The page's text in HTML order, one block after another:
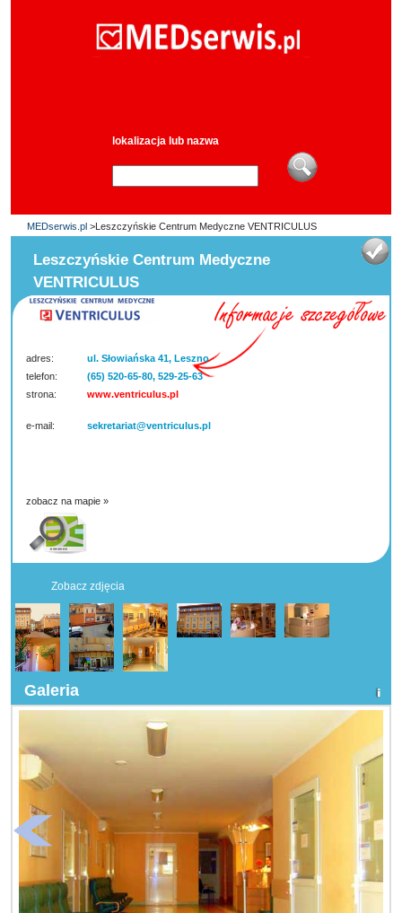
lokalizacja lub nazwa
MEDserwis.pl >Leszczyńskie Centrum Medyczne VENTRICULUS
Leszczyńskie Centrum Medyczne
VENTRICULUS
adres:
ul. Słowiańska 41, Leszno
telefon:
(65) 520-65-80, 529-25-63
strona:
www.ventriculus.pl
e-mail: sekretariat@ventriculus.pl
zobacz na mapie »
Zobacz zdjęcia
Galeria